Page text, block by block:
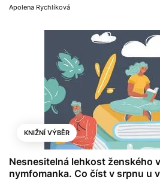
Apolena Rychlíková
KNIŽNÍ VÝBĚR
Nesnesitelná lehkost ženského
nymfomanka. Co číst v srpnu u